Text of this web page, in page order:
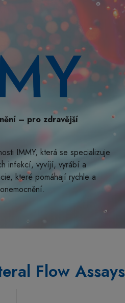
– pro zdravější
IMMY, která se specializuje
infekcí, vyvíjí, vyrábí a
které pomáhají rychle a
Flow Assays